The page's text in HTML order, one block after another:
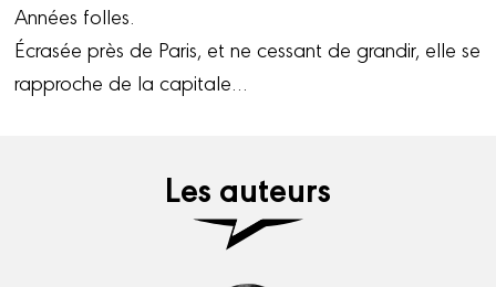
Années folles.
Écrasée près de Paris, et ne cessant de grandir, elle se
rapproche de la capitale…
Les auteurs